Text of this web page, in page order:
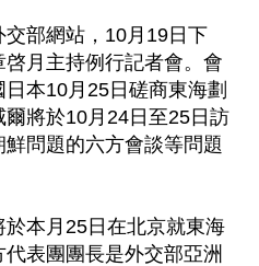
部網站，10月19日下
月主持例行記者會。會
本10月25日磋商東海劃
將於10月24日至25日訪
問題的六方會談等問題
本月25日在北京就東海
表團團長是外交部亞洲